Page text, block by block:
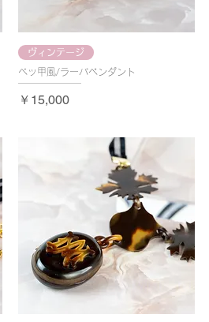
ヴィンテージ
ベッ甲風/ラーバペンダント
価格
￥15,000